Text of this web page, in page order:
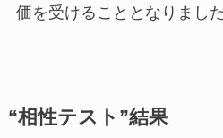
価を受けることとなりました
“相性テスト”結果